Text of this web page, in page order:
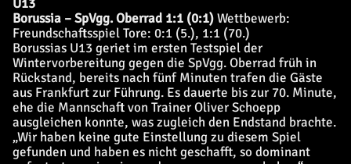
U13
Borussia – SpVgg. Oberrad 1:1 (0:1)Wettbewerb:
FreundschaftsspielTore: 0:1 (5.), 1:1 (70.)
Borussias U13 geriet im ersten Testspiel der
Wintervorbereitung gegen die SpVgg. Oberrad früh in
Rückstand, bereits nach fünf Minuten trafen die Gäste
aus Frankfurt zur Führung. Es dauerte bis zur 70. Minute,
ehe die Mannschaft von Trainer Oliver Schoepp
ausgleichen konnte, was zugleich den Endstand brachte.
„Wir haben keine gute Einstellung zu diesem Spiel
gefunden und haben es nicht geschafft, so dominant